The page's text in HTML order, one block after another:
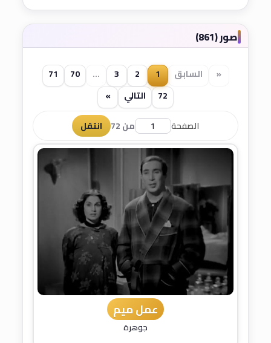
صور (861)
« السابق 1
2
3
...
70
71
72
التالي
»
الصفحة
من 72 انتقل
عمل ميم
جوهرة